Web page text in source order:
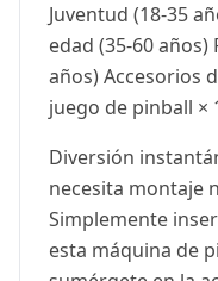
Juventud (18-35
edad (35-60
años) Accesorios
juego de pinball ×
Diversión
necesita montaje
Simplemente
esta máquina de